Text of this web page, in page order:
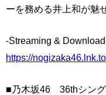
ーを務める井上和が魅
-Streaming &
https://
■乃木坂46 36thシング